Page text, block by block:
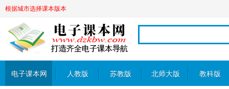
根据城市选择课本版本
电子课本网 人教版 苏教版 北师大版 教科版